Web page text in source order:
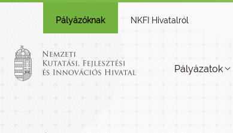
Pályázóknak NKFI Hivatalról
Pályázatok